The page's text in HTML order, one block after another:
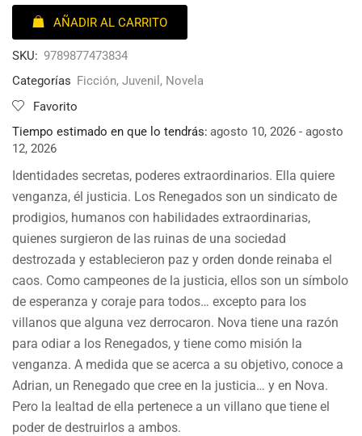
AÑADIR AL CARRITO
SKU: 9789877473834
Categorías Ficción, Juvenil , Novela
Favorito
Tiempo estimado en que lo tendrás: agosto 10, 2026 - agosto
12, 2026
Identidades secretas, poderes extraordinarios. Ella quiere
venganza, él justicia. Los Renegados son un sindicato de
prodigios, humanos con habilidades extraordinarias,
quienes surgieron de las ruinas de una sociedad
destrozada y establecieron paz y orden donde reinaba el
caos. Como campeones de la justicia, ellos son un símbolo
de esperanza y coraje para todos… excepto para los
villanos que alguna vez derrocaron. Nova tiene una razón
para odiar a los Renegados, y tiene como misión la
venganza. A medida que se acerca a su objetivo, conoce a
Adrian, un Renegado que cree en la justicia… y en Nova.
Pero la lealtad de ella pertenece a un villano que tiene el
poder de destruirlos a ambos.